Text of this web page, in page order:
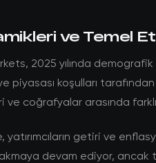
ve Temel
2025 yılında
piyasası koşulları
ve coğrafyalar arasında
yatırımcıların getiri ve
devam ediyor,